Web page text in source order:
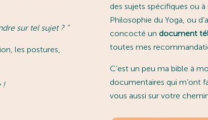
sur tel sujet ? ”
les postures,
!
des sujets spécifiques ou
Philosophie du Yoga, ou
concocté un document
toutes mes
C’est un peu ma bible à
documentaires qui m’ont
vous aussi sur votre